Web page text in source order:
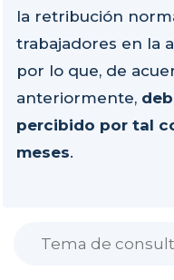
la retribución
trabajadores en la
por lo que, de
anteriormente,
percibido por tal
meses.